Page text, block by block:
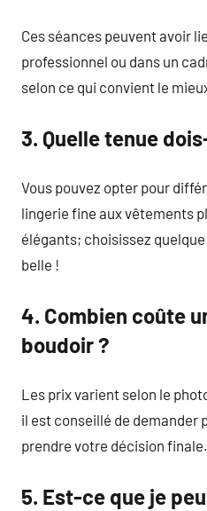
Ces séances peuvent avoir
professionnel ou dans un
selon ce qui convient le
3. Quelle tenue
Vous pouvez opter pour
lingerie fine aux vêtements
élégants; choisissez
belle !
4. Combien coûte
boudoir ?
Les prix varient selon le
il est conseillé de demander
prendre votre décision finale.
5. Est-ce que je